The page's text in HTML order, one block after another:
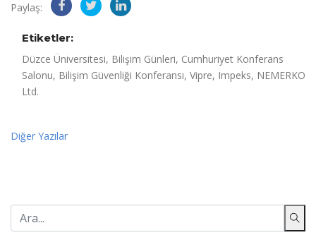
Paylaş:
Etiketler:
Düzce Üniversitesi, Bilişim Günleri, Cumhuriyet Konferans
Salonu, Bilişim Güvenliği Konferansı, Vipre, Impeks, NEMERKO
Ltd.
Diğer Yazılar